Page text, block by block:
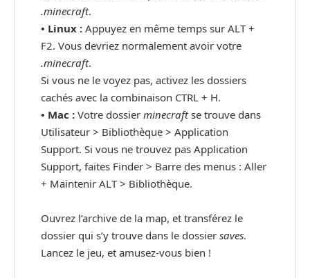
.minecraft.
• Linux : Appuyez en même temps sur ALT +
F2. Vous devriez normalement avoir votre
.minecraft.
Si vous ne le voyez pas, activez les dossiers
cachés avec la combinaison CTRL + H.
• Mac : Votre dossier minecraftse trouve dans
Utilisateur > Bibliothèque > Application
Support. Si vous ne trouvez pas Application
Support, faites Finder > Barre des menus : Aller
+ Maintenir ALT > Bibliothèque.
Ouvrez l’archive de la map, et transférez le
dossier qui s’y trouve dans le dossier saves.
Lancez le jeu, et amusez-vous bien !